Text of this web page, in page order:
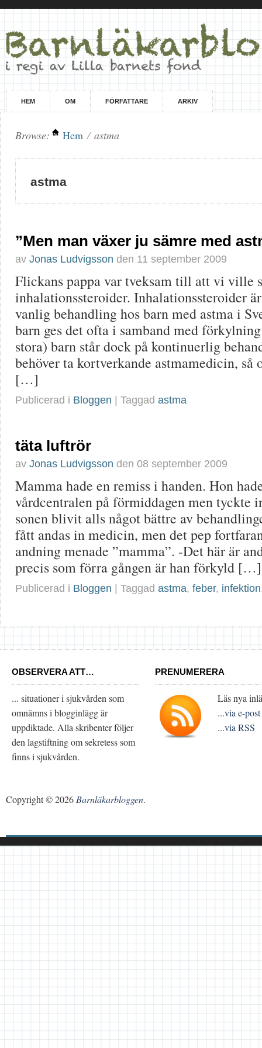
HEM OM FÖRFATTARE ARKIV
Browse: Hem / astma
astma
”Men man växer ju sämre med
av Jonas Ludvigsson den 11 september 2009
Flickans pappa var tveksam till att vi ville
inhalationssteroider. Inhalationssteroider
vanlig behandling hos barn med astma i
barn ges det ofta i samband med
stora) barn står dock på kontinuerlig
behöver ta kortverkande astmamedicin, så
[…]
Publicerad i Bloggen | Taggad astma
täta luftrör
av Jonas Ludvigsson den 08 september 2009
Mamma hade en remiss i handen. Hon
vårdcentralen på förmiddagen men tyckte
sonen blivit alls något bättre av
fått andas in medicin, men det pep
andning menade ”mamma”. -Det här är
precis som förra gången är han förkyld […]
Publicerad i Bloggen | Taggad astma, feber, infektion
OBSERVERA ATT…
... situationer i sjukvården som
omnämns i blogginlägg är
uppdiktade. Alla skribenter följer
den lagstiftning om sekretess som
finns i sjukvården.
PRENUMERERA
Läs nya
...via e-post
...via RSS
Copyright © 2026 Barnläkarbloggen.